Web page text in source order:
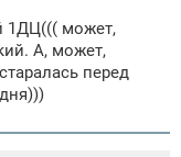
1ДЦ((( может,
А, может,
перед